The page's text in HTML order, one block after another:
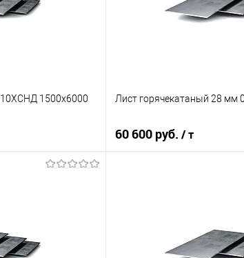
1500х6000
Под заказ
Лист горячекатаный 28 мм
60 600 руб. / т
В избранное